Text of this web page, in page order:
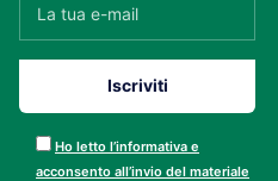
Ho letto l’informativa e
acconsento all’invio del materiale